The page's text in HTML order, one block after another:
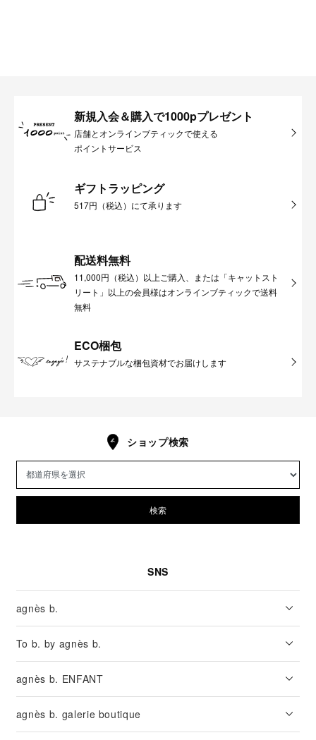
新規入会＆購入で1000pプレゼント
店舗とオンラインブティックで使える
ポイントサービス
ギフトラッピング
517円（税込）にて承ります
配送料無料
11,000円（税込）以上ご購入、または「キャットスト
リート」以上の会員様はオンラインブティックで送料
無料
ECO梱包
サステナブルな梱包資材でお届けします
ショップ検索
検索
SNS
agnès b.
To b. by agnès b.
agnès b. ENFANT
agnès b. galerie boutique